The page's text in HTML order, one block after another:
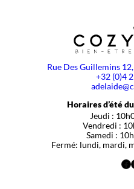
Rue Des Guillemins
+32 (0)4
Horaires d’été
Jeudi :
Vendredi :
Samedi :
Fermé: lundi, mardi,